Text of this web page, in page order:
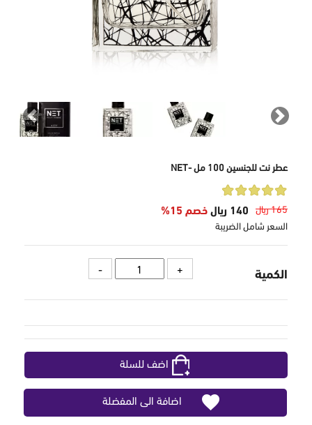
Next
عطر نت للجنسين 100 مل -NET
165 ريال 140 ريال خصم 15%
السعر شامل الضريبة
الكمية
اضف للسلة
اضافة الى المفضلة